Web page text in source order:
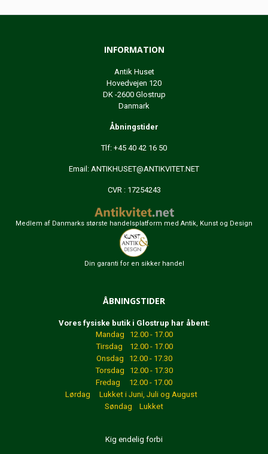
INFORMATION
Antik Huset
Hovedvejen 120
DK -2600 Glostrup
Danmark
Åbningstider
Tlf: +45 40 42 16 50
Email: ANTIKHUSET@ANTIKVITET.NET
CVR : 17254243
Medlem af Danmarks største handelsplatform med Antik, Kunst og Design
Din garanti for en sikker handel
ÅBNINGSTIDER
Vores fysiske butik i Glostrup har åbent:
Mandag 12.00 - 17.00
Tirsdag 12.00 - 17.00
Onsdag 12.00 - 17.30
Torsdag 12.00 - 17.30
Fredag 12.00 - 17.00
Lørdag Lukket i Juni, Juli og August
Søndag Lukket
Kig endelig forbi